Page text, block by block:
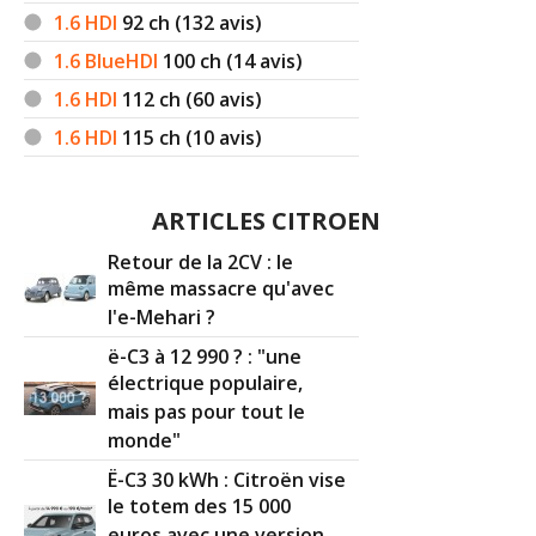
En 6 ans d'utilisation seulement problème de
mécanisme de fermeture centralisé d'une porte arrière
(remplacé pour 350 euros (quand même))
Catastrophique Coupures moteur répétitives avec arrêt
Aucun pour l'instant(+)
Apres CT OK BLOCAGE subite direction assistee a 70km
h panne dangereuse et onereuse plus de 2000 euros car
direction electrique
(+)
Problème lèvre vitre passager. Ampoules qui claquent
régulièrement. (+)
Aucuns gros soucis,remplacement des disques avant à
1.6 HDI 92 ch (132 avis)
1.6 BlueHDI 100 ch (14 avis)
1.6 HDI 112 ch (60 avis)
1.6 HDI 115 ch (10 avis)
ARTICLES CITROEN
Retour de la 2CV : le
même massacre qu'avec
l'e-Mehari ?
ë-C3 à 12 990 ? : "une
électrique populaire,
mais pas pour tout le
monde"
Ë-C3 30 kWh : Citroën vise
le totem des 15 000